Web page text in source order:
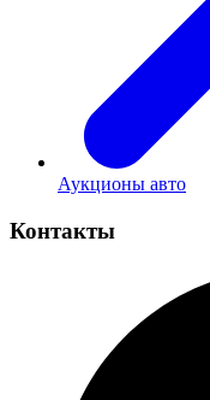
Аукционы авто
Контакты